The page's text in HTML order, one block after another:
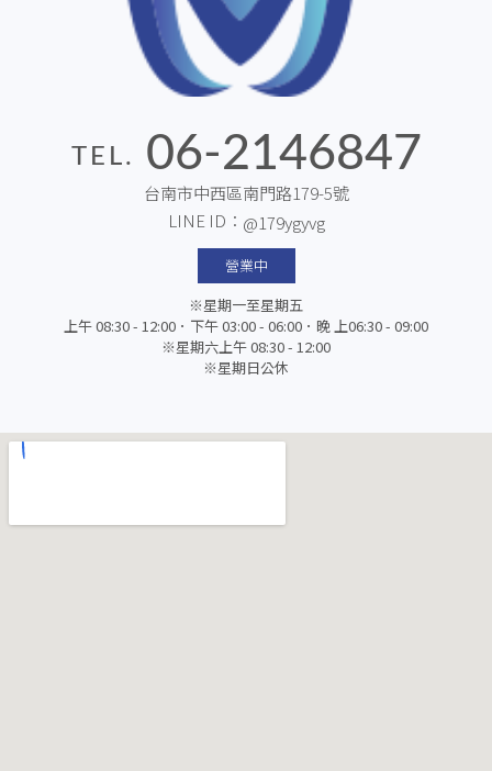
TEL. 06-2146847
台南市中西區南門路179-5號
LINE ID： @179ygyvg
營業中
※星期一至星期五
上午 08:30 - 12:00．下午 03:00 - 06:00．晚 上06:30 - 09:00
※星期六上午 08:30 - 12:00
※星期日公休